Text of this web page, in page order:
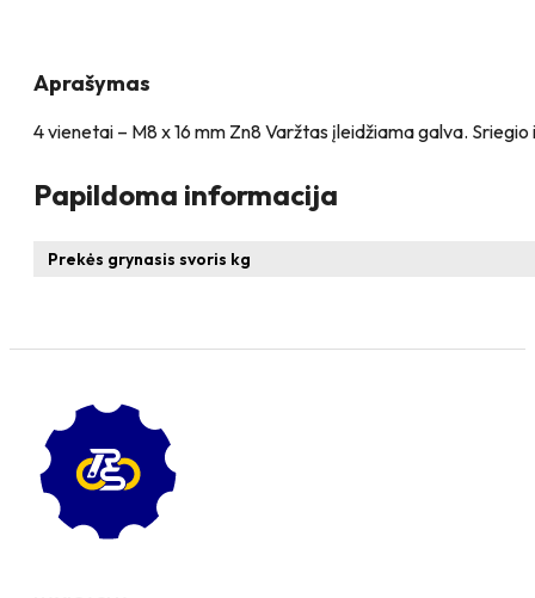
cinkuotas
Aprašymas
4 vienetai – M8 x 16 mm Zn8 Varžtas įleidžiama galva.
Papildoma informacija
Prekės grynasis svoris kg